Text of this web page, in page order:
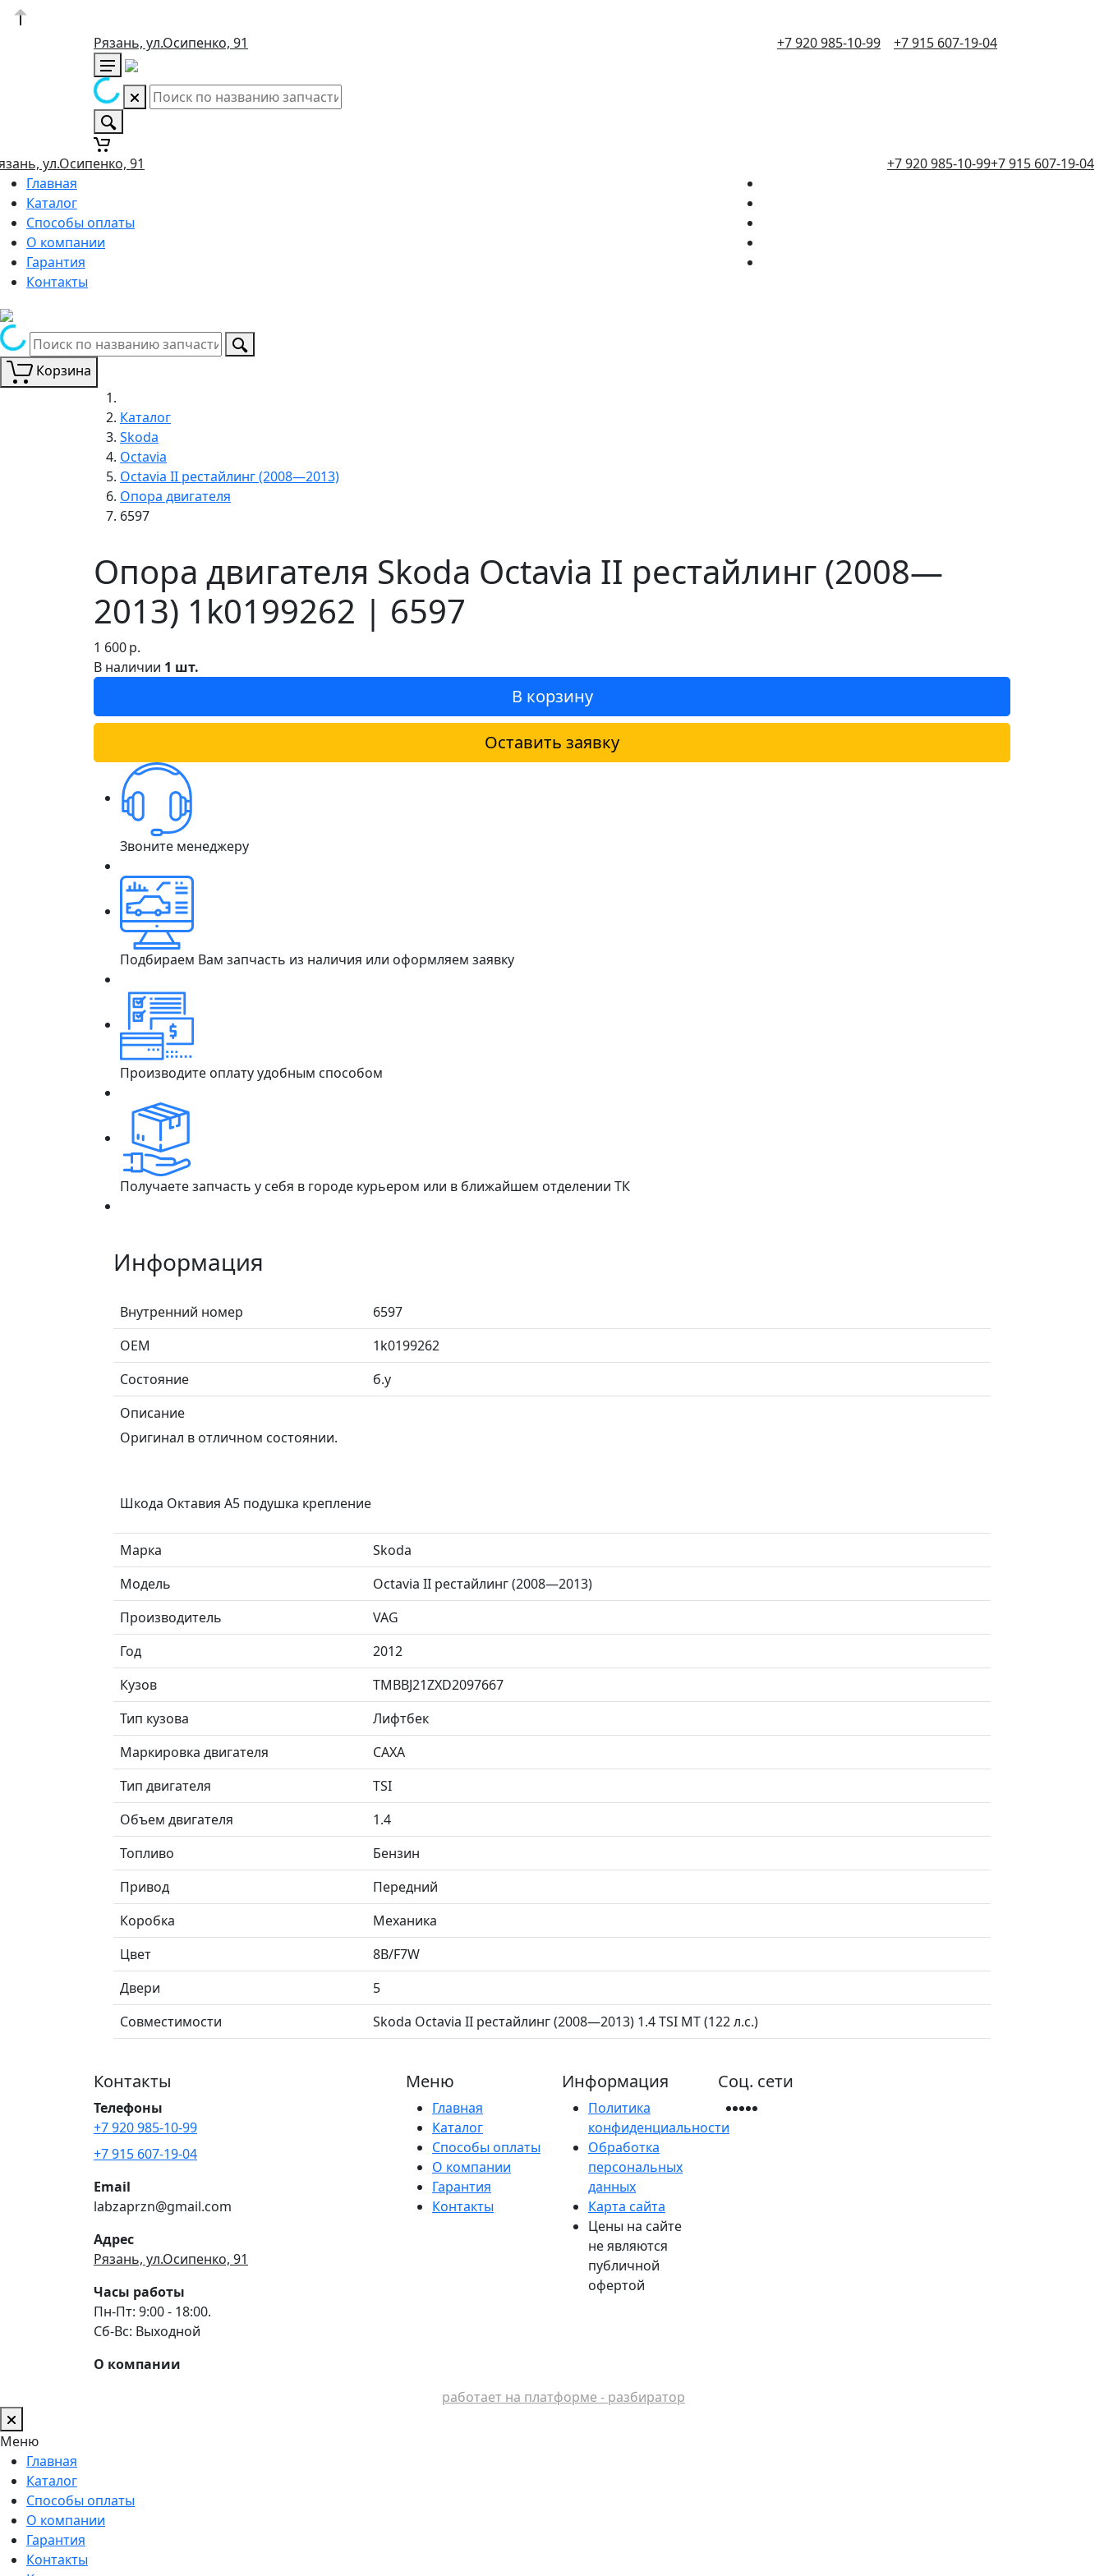
Рязань, ул.Осипенко, 91 +7 920 985-10-99 +7 915 607-19-04
ул.Осипенко, 91 +7 920 985-10-99+7 915 607-19-04
Главная
Каталог
Способы оплаты
О компании
Гарантия
Контакты
Корзина
Каталог
Skoda
Octavia
Octavia II рестайлинг (2008—2013)
Опора двигателя
6597
Опора двигателя Skoda Octavia II рестайлинг (2008—
2013) 1k0199262 | 6597
1 600р.
В наличии 1 шт.
В корзину
Оставить заявку
Звоните менеджеру
Подбираем Вам запчасть из наличия или оформляем заявку
Производите оплату удобным способом
Получаете запчасть у себя в городе курьером или в ближайшем отделении ТК
Информация
Внутренний номер
6597
ОЕМ
1k0199262
Состояние
б.у
Описание
Оригинал в отличном состоянии.
Шкода Октавия А5 подушка крепление
Марка
Skoda
Модель
Octavia II рестайлинг (2008—2013)
Производитель
VAG
Год
2012
Кузов
TMBBJ21ZXD2097667
Тип кузова
Лифтбек
Маркировка двигателя
CAXA
Тип двигателя
TSI
Объем двигателя
1.4
Топливо
Бензин
Привод
Передний
Коробка
Механика
Цвет
8B/F7W
Двери
5
Совместимости
Skoda Octavia II рестайлинг (2008—2013) 1.4 TSI MT (122 л.с.)
Контакты
Телефоны
+7 920 985-10-99
+7 915 607-19-04
Email
labzaprzn@gmail.com
Адрес
Рязань, ул.Осипенко, 91
Часы работы
Пн-Пт: 9:00 - 18:00.
Сб-Вс: Выходной
О компании
Меню
Главная
Каталог
Способы оплаты
О компании
Гарантия
Контакты
Информация
Политика
конфиденциальности
Обработка
персональных
данных
Карта сайта
Цены на сайте
не являются
публичной
офертой
Соц. сети
работает на платформе - разбиратор
Меню
Главная
Каталог
Способы оплаты
О компании
Гарантия
Контакты